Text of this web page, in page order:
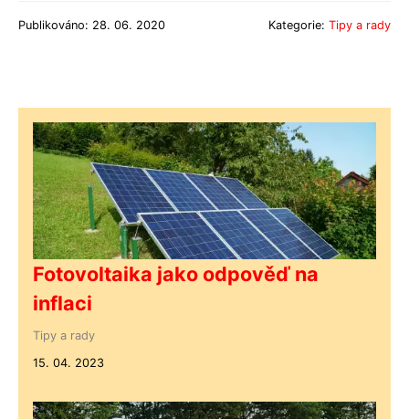
Publikováno: 28. 06. 2020 Kategorie: Tipy a rady
Fotovoltaika jako odpověď na
inflaci
Tipy a rady
15. 04. 2023